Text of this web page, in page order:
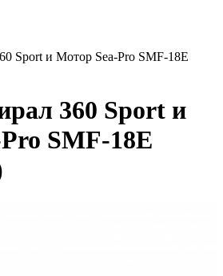
Sport и Мотор Sea-Pro SMF-18Е
360 Sport и
SMF-18Е